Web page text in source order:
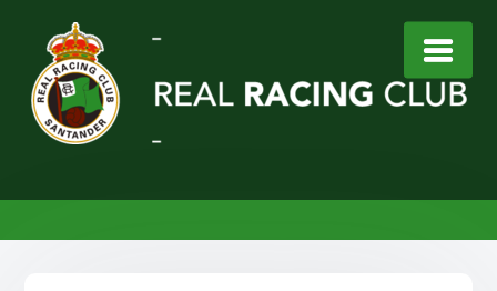
contenido